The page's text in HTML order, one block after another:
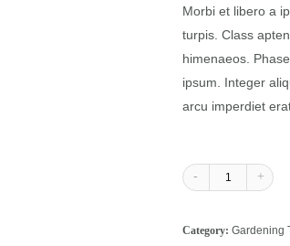
out
of
based
on
customer
ratings
Morbi et libero a
turpis. Class
himenaeos.
ipsum. Integer
arcu imperdiet
- +
Category: Gardening